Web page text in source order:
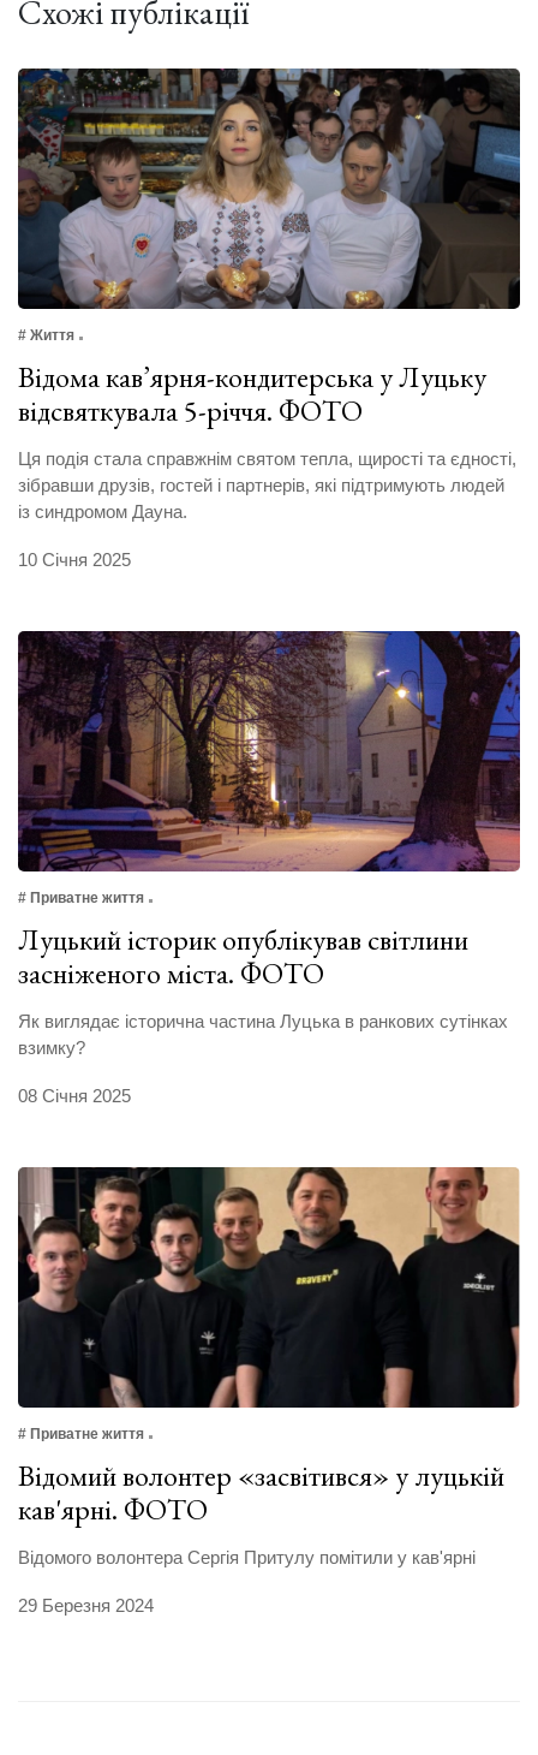
Схожі публікації
# Життя
Відома кав’ярня-кондитерська у Луцьку
відсвяткувала 5-річчя. ФОТО
Ця подія стала справжнім святом тепла, щирості та єдності,
зібравши друзів, гостей і партнерів, які підтримують людей
із синдромом Дауна.
10 Січня 2025
# Приватне життя
Луцький історик опублікував світлини
засніженого міста. ФОТО
Як виглядає історична частина Луцька в ранкових сутінках
взимку?
08 Січня 2025
# Приватне життя
Відомий волонтер «засвітився» у луцькій
кав'ярні. ФОТО
Відомого волонтера Сергія Притулу помітили у кав'ярні
29 Березня 2024